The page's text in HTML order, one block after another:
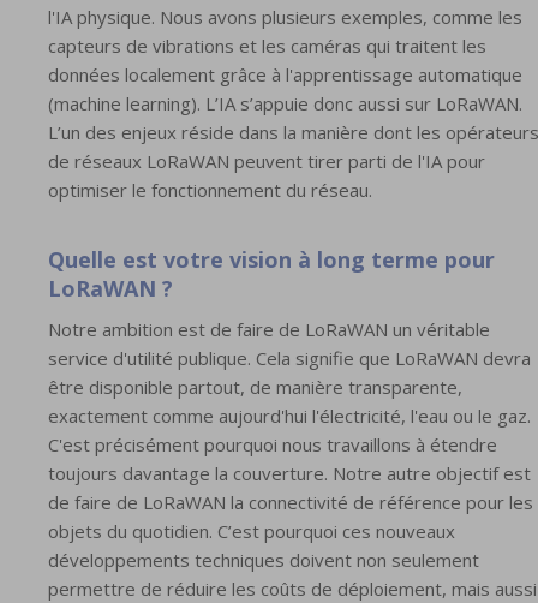
l'IA physique. Nous avons plusieurs exemples, comme les
capteurs de vibrations et les caméras qui traitent les
données localement grâce à l'apprentissage automatique
(machine learning). L’IA s’appuie donc aussi sur LoRaWAN.
L’un des enjeux réside dans la manière dont les opérateurs
de réseaux LoRaWAN peuvent tirer parti de l'IA pour
optimiser le fonctionnement du réseau.
Quelle est votre vision à long terme pour
LoRaWAN ?
Notre ambition est de faire de LoRaWAN un véritable
service d'utilité publique. Cela signifie que LoRaWAN devra
être disponible partout, de manière transparente,
exactement comme aujourd'hui l'électricité, l'eau ou le gaz.
C'est précisément pourquoi nous travaillons à étendre
toujours davantage la couverture. Notre autre objectif est
de faire de LoRaWAN la connectivité de référence pour les
objets du quotidien. C’est pourquoi ces nouveaux
développements techniques doivent non seulement
permettre de réduire les coûts de déploiement, mais aussi